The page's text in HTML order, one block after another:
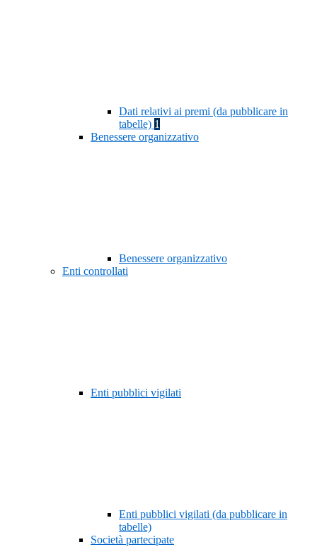
Dati relativi ai premi (da pubblicare in
tabelle) 1
Benessere organizzativo
Benessere organizzativo
Enti controllati
Enti pubblici vigilati
Enti pubblici vigilati (da pubblicare in
tabelle)
Società partecipate